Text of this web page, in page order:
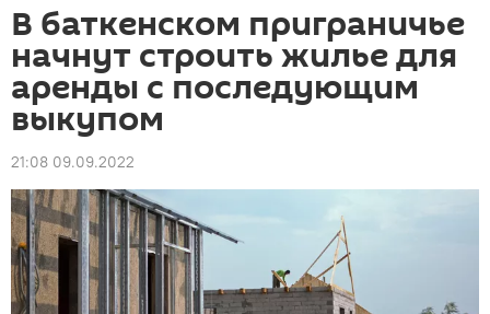
В баткенском приграничье
начнут строить жилье для
аренды с последующим
выкупом
21:08 09.09.2022